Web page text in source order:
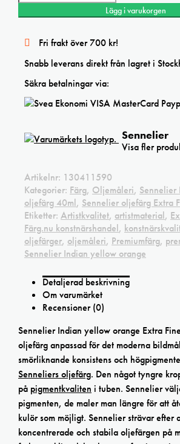
Lägg i varukorgen
Fri frakt över 700 kr!
Snabb leverans direkt från lagret i
Säkra betalningar via:
Sennelier
Visa fler
Artikelnr: 130411590
Kategorier: Färg, Oljemåleri, Sennelier
oljefärg 40ml, Sennelier oljefärg Extra
Etiketter: Artistkvalitet, artistmaterial,
Färg.nu konstnärshandel,
oljefärger, oljemåleri, Premiumfärg,
Sennelier Indian yellow orange
Detaljerad beskrivning
Om varumärket
Recensioner (0)
Sennelier Indian yellow orange Extra
oljefärg anpassad för det moderna
smörliknande konsistens och
Senneliers oljefärg. Den något tyngre
på pigmentkvaliten i tuben. Sennelier
pigmenten, de maler man längre för att
kulör som möjligt. Sennelier strävar efter
koncentrerade och stabila oljefärgen på